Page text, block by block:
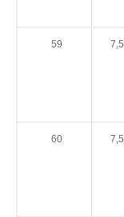
59 7,5
60 7,5